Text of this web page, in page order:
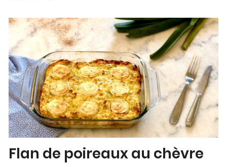
Flan de poireaux au chèvre